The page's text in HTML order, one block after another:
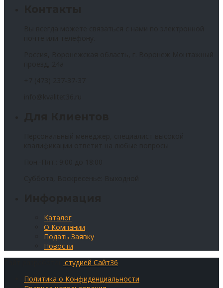
Каталог
О Компании
Подать Заявку
Новости
студией Сайт36
Политика о Конфиденциальности